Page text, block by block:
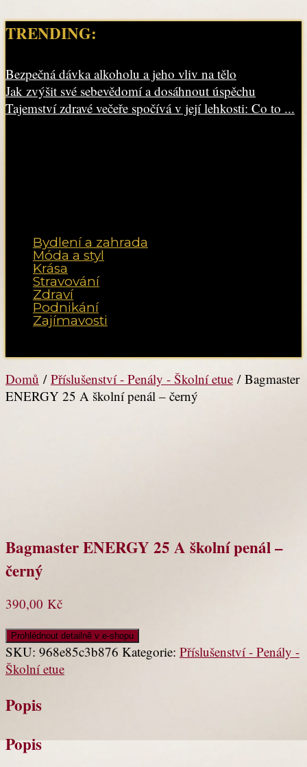
TRENDING:
Bezpečná dávka alkoholu a jeho vliv na tělo
Jak zvýšit své sebevědomí a dosáhnout úspěchu
Tajemství zdravé večeře spočívá v její lehkosti: Co to ...
Bydlení a zahrada
Móda a styl
Krása
Stravování
Zdraví
Podnikání
Zajímavosti
Domů / Příslušenství - Penály - Školní etue / Bagmaster
ENERGY 25 A školní penál – černý
Bagmaster ENERGY 25 A školní penál –
černý
390,00 Kč
Prohlédnout detailně v e-shopu
SKU: 968e85c3b876 Kategorie: Příslušenství - Penály -
Školní etue
Popis
Popis